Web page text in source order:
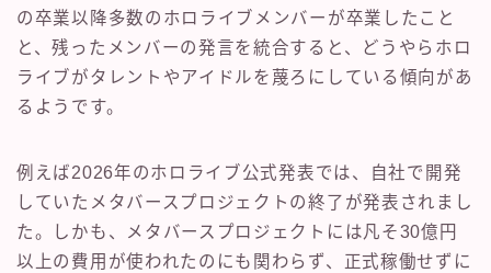
の卒業以降多数のホロライブメンバーが卒業したこと
と、残ったメンバーの発言を統合すると、どうやらホロ
ライブがタレントやアイドルを蔑ろにしている傾向があ
るようです。
例えば2026年のホロライブ公式発表では、自社で開発
していたメタバースプロジェクトの終了が発表されまし
た。しかも、メタバースプロジェクトには凡そ30億円
以上の費用が使われたのにも関わらず、正式稼働せずに